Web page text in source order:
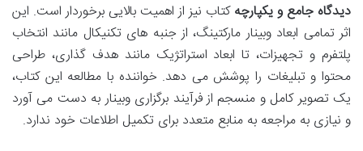
دیدگاه جامع و یکپارچهکتاب نیز از اهمیت بالایی برخوردار است. این
اثر تمامی ابعاد وبینار مارکتینگ، از جنبه های تکنیکال مانند انتخاب
پلتفرم و تجهیزات، تا ابعاد استراتژیک مانند هدف گذاری، طراحی
محتوا و تبلیغات را پوشش می دهد. خواننده با مطالعه این کتاب،
یک تصویر کامل و منسجم از فرآیند برگزاری وبینار به دست می آورد
و نیازی به مراجعه به منابع متعدد برای تکمیل اطلاعات خود ندارد.